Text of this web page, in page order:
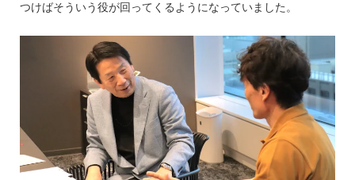
つけばそういう役が回ってくるようになっていました。